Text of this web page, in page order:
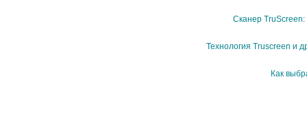
Сканер
Технология Truscreen и
Как